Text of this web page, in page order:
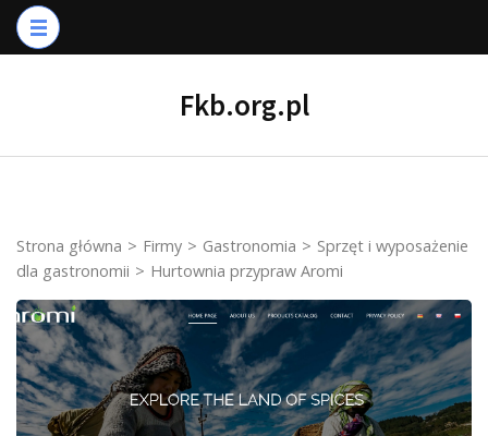
Skip
to
Fkb.org.pl
Strona główna > Firmy > Gastronomia > Sprzęt i wyposażenie
dla gastronomii > Hurtownia przypraw Aromi